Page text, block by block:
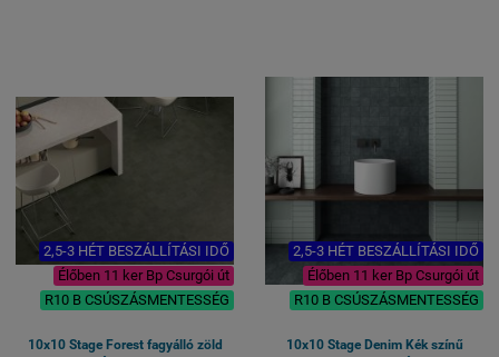
11,5 kg
Vastagsága 8 mm
0,6 m2 / kiszerelés /
2,5-3 HÉT BESZÁLLÍTÁSI IDŐ
Élőben 11 ker Bp Csurgói út
R10 B CSÚSZÁSMENTESSÉG
10x10 Stage Forest fagyálló zöld
2,5-3 HÉT BESZÁLLÍTÁSI IDŐ
Élőben 11 ker Bp Csurgói út
R10 B CSÚSZÁSMENTESSÉG
10x10 Stage Denim Kék színű